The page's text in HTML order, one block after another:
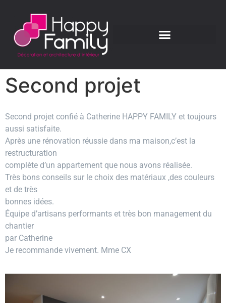
Second projet
Second projet confié à Catherine HAPPY FAMILY et toujours
aussi satisfaite.
Après une rénovation réussie dans ma maison,c’est la
restructuration
complète d’un appartement que nous avons réalisée.
Très bons conseils sur le choix des matériaux ,des couleurs
et de très
bonnes idées.
Équipe d’artisans performants et très bon management du
chantier
par Catherine
Je recommande vivement. Mme CX